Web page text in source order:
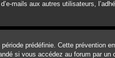
mails aux autres utilisateurs,
prédéfinie. Cette prévention
si vous accédez au forum par un